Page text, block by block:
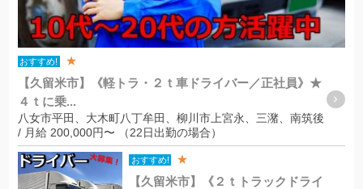
おすすめ! ★
【久留米市】《軽トラ・２ｔ車ドライバー／正社員》★
４ｔに乗...
八女市平田、大木町八丁牟田、柳川市上宮永、三潴、南筑後
/ 月給 200,000円〜 （22日出勤の場合）
おすすめ! ★
【久留米市】《２ｔトラックドライ